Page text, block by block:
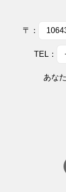
〒：
TEL：
あな